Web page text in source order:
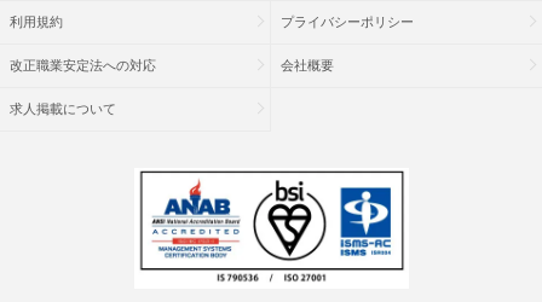
利用規約 プライバシーポリシー
改正職業安定法への対応 会社概要
求人掲載について